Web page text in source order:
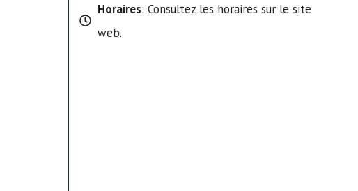
Horaires: Consultez les horaires sur le site
web.